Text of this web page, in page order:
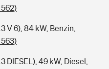
V 6), 84 kW, Benzin,
DIESEL), 49 kW, Diesel,